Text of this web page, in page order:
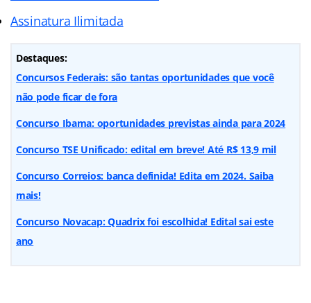
Assinatura Ilimitada
Destaques:
Concursos Federais: são tantas oportunidades que você
não pode ficar de fora
Concurso Ibama: oportunidades previstas ainda para 2024
Concurso TSE Unificado: edital em breve! Até R$ 13,9 mil
Concurso Correios: banca definida! Edita em 2024. Saiba
mais!
Concurso Novacap: Quadrix foi escolhida! Edital sai este
ano